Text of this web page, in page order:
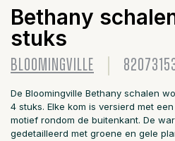
Bethany
stuks
BLOOMINGVILLE
De Bloomingville Bethany schalen
4 stuks. Elke kom is versierd met
motief rondom de buitenkant. De
gedetailleerd met groene en gele